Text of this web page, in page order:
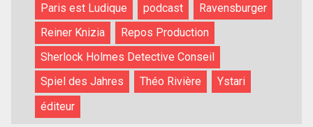
Paris est Ludique
podcast
Ravensburger
Reiner Knizia
Repos Production
Sherlock Holmes Detective Conseil
Spiel des Jahres
Théo Rivière
Ystari
éditeur